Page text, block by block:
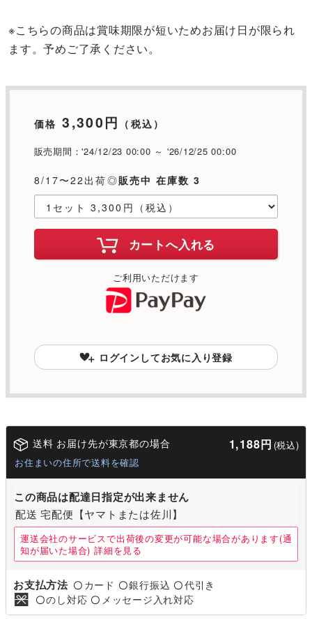
※こちらの商品は賞味期限が短いためお届け日が限られ
ます。予めご了承ください。
価格 3,300円 （税込）
販売期間：'24/12/23 00:00 ～ '26/12/25 00:00
8/17〜22出荷◎販売中 在庫数 3
カートへ入れる
ご利用いただけます
ログインしてお気に入り登録
送料 お届け先が東京都の場合 1,188円 (税込)
お住まいの住所で送料を確認
この商品は配達日指定が出来ません
配送 宅配便【ヤマトまたは佐川】
運送会社のサービスで出荷後の変更が可能な場合があります(通
知が届いた場合) 詳細を見る
お支払方法 〇 カード 〇銀行振込 〇代引き
〇のし対応 〇 メッセージ入れ対応